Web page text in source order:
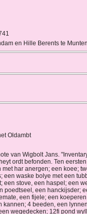
en Hille Berents te
Oldambt
van Wigbolt Jans.
ordt befonden. Ten
har anergen; een koee;
waske bolye met een
stove, een haspel; een
een hanckijsder;
een fijele; een
4 beeden, een
wegedecken; 12fi pond